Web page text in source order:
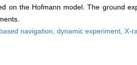
on the Hofmann model. The ground
navigation, dynamic experiment, X-